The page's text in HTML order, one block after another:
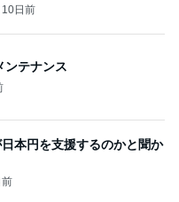
10日前
ンテナンス
本円を支援するのかと聞か